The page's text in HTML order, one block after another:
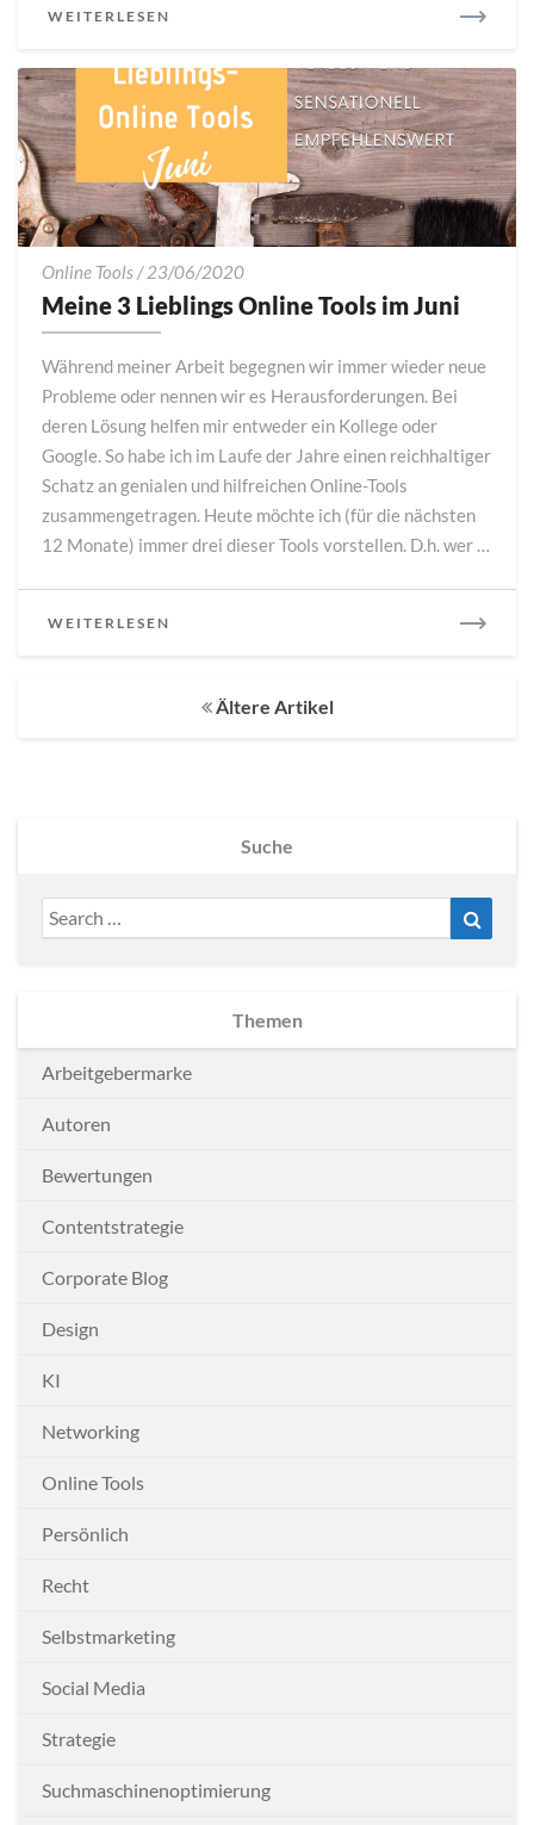
WEITERLESEN
Online Tools/23/06/2020Meine
3
Tools
im
Juni
Meine 3 Lieblings Online Tools im Juni
Während meiner Arbeit begegnen wir immer wieder neue
Probleme oder nennen wir es Herausforderungen. Bei
deren Lösung helfen mir entweder ein Kollege oder
Google. So habe ich im Laufe der Jahre einen reichhaltiger
Schatz an genialen und hilfreichen Online-Tools
zusammengetragen. Heute möchte ich (für die nächsten
12 Monate) immer drei dieser Tools vorstellen. D.h. wer …
WEITERLESEN
Ältere Artikel
Suche
Search
for:
Themen
Arbeitgebermarke
Autoren
Bewertungen
Contentstrategie
Corporate Blog
Design
KI
Networking
Online Tools
Persönlich
Recht
Selbstmarketing
Social Media
Strategie
Suchmaschinenoptimierung